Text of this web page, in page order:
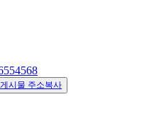
게시물 주소복사